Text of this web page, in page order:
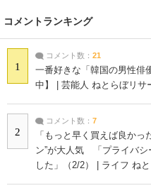
コメントランキング
1
コメント数： 21
一番好きな「韓国の男性俳
中】 | 芸能人 ねとらぼリサ
2
コメント数： 7
「もっと早く買えば良か
ン”が大人気 「プライバシ
した」（2/2） | ライフ ね